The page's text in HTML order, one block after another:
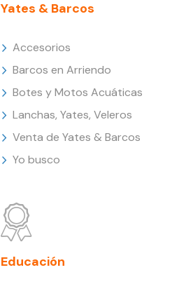
Yates & Barcos
Accesorios
Barcos en Arriendo
Botes y Motos Acuáticas
Lanchas, Yates, Veleros
Venta de Yates & Barcos
Yo busco
Educación